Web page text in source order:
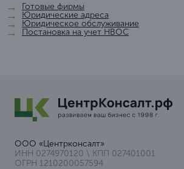
Готовые фирмы
Юридические адреса
Юридическое обслуживание
Постановка на учет НВОС
ООО «Центрконсалт»
ИНН 0274970120 \ КПП 027401001
ОГРН 1210200057594